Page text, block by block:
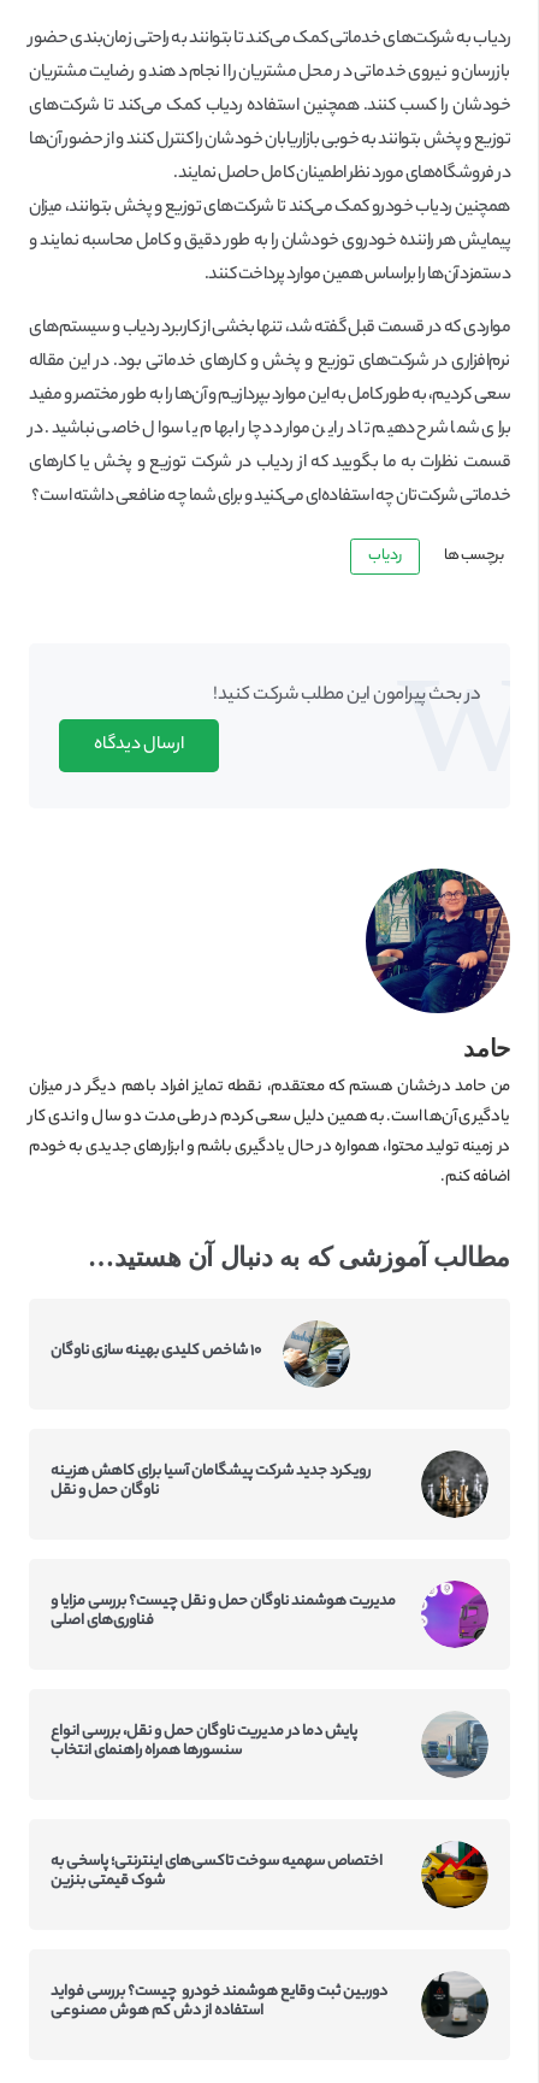
ردیاب به شرکت‌های خدماتی کمک می‌کند تا بتوانند به راحتی زمان‌بندی حضور
بازرسان و نیروی خدماتی در محل مشتریان را انجام دهند و رضایت مشتریان
خودشان را کسب کنند. همچنین استفاده ردیاب کمک می‌کند تا شرکت‌های
توزیع و پخش بتوانند به خوبی بازاریابان خودشان را کنترل کنند و از حضور آن‌ها
در فروشگاه‌های مورد نظر اطمینان کامل حاصل نمایند.
همچنین ردیاب خودرو کمک می‌کند تا شرکت‌های توزیع و پخش بتوانند، میزان
پیمایش هر راننده خودروی خودشان را به طور دقیق و کامل محاسبه نمایند و
دستمزد آن‌ها را براساس همین موارد پرداخت کنند.
مواردی که در قسمت قبل گفته شد، تنها بخشی از کاربرد ردیاب و سیستم‌های
نرم‌افزاری در شرکت‌های توزیع و پخش و کارهای خدماتی بود. در این مقاله
سعی کردیم، به طور کامل به این موارد بپردازیم و آن‌ها را به طور مختصر و مفید
برای شما شرح دهیم تا در این موارد دچار ابهام یا سوال خاصی نباشید. در
قسمت نظرات به ما بگویید که از ردیاب در شرکت توزیع و پخش یا کارهای
خدماتی شرکت‌تان چه استفاده‌ای می‌کنید و برای شما چه منافعی داشته است؟
برچسب ها ردیاب
در بحث‌‌ پیرامون این مطلب شرکت کنید!
ارسال دیدگاه
حامد
من حامد درخشان هستم که معتقدم، نقطه تمایز افراد باهم دیگر در میزان
یادگیری آن‌ها است. به همین دلیل سعی کردم در طی مدت دو سال و اندی کار
در زمینه تولید محتوا، همواره در حال یادگیری باشم و ابزارهای جدیدی به خودم
اضافه کنم.
مطالب آموزشی که به دنبال آن هستید…
۱۰ شاخص کلیدی بهینه سازی ناوگان
رویکرد جدید شرکت پیشگامان آسیا برای کاهش هزینه
ناوگان حمل و نقل
مدیریت هوشمند ناوگان حمل و نقل چیست؟ بررسی مزایا و
فناوری‌های اصلی
پایش دما در مدیریت ناوگان حمل و نقل، بررسی انواع
سنسورها همراه راهنمای انتخاب
اختصاص سهمیه سوخت تاکسی‌‌های اینترنتی؛ پاسخی به
شوک قیمتی بنزین
دوربین ثبت وقایع هوشمند خودرو چیست؟ بررسی فواید
استفاده از دش کم‌ هوش مصنوعی